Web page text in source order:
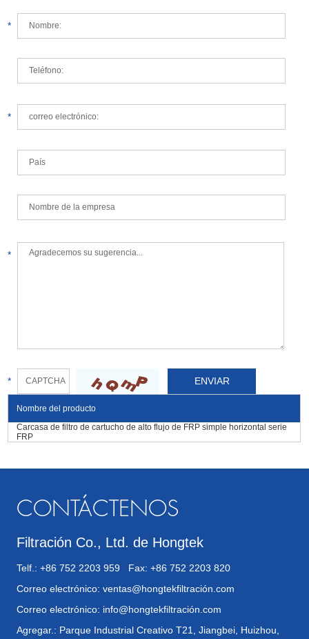
*
*
*
*
Nombre del producto
Carcasa de filtro de cartucho de alto flujo de FRP simple horizontal serie
FRP
CONTÁCTENOS
Filtración Co., Ltd. de Hongtek
Telf.: +86 752 2203 959 Fax: +86 752 2203 820
Correo electrónico: ventas@hongtekfiltración.com
Correo electrónico: info@hongtekfiltración.com
Agregar.: Parque Industrial Creativo T21, Jiangbei, Huizhou,